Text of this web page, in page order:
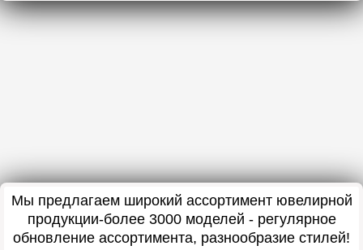
Мы предлагаем широкий ассортимент ювелирной
продукции-более 3000 моделей - регулярное
обновление ассортимента, разнообразие стилей!